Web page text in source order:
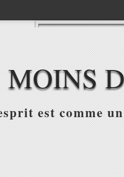
MOINS
est comme